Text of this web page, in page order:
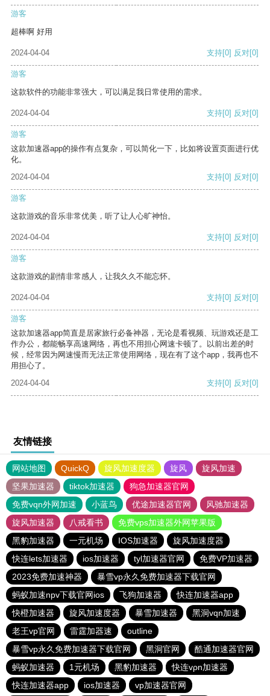
游客
超棒啊 好用
2024-04-04 支持[0] 反对[0]
游客
这款软件的功能非常强大，可以满足我日常使用的需求。
2024-04-04 支持[0] 反对[0]
游客
这款加速器app的操作有点复杂，可以简化一下，比如将设置页面进行优
化。
2024-04-04
支持[0] 反对[0]
游客
这款游戏的音乐非常优美，听了让人心旷神怡。
2024-04-04 支持[0] 反对[0]
游客
这款游戏的剧情非常感人，让我久久不能忘怀。
2024-04-04 支持[0] 反对[0]
游客
这款加速器app简直是居家旅行必备神器，无论是看视频、玩游戏还是工
作办公，都能畅享高速网络，再也不用担心网速卡顿了。以前出差的时
候，经常因为网速慢而无法正常使用网络，现在有了这个app，我再也不
用担心了。
2024-04-04
支持[0] 反对[0]
友情链接
网站地图 QuickQ 旋风加速度器 旋风
旋风加速
坚果加速器
tiktok加速器
狗急加速器官网
免费vqn外网加速
小蓝鸟 优途加速器官网
风驰加速器
旋风加速器
八戒看书
免费vps加速器外网苹果版
黑豹加速器
一元机场 IOS加速器
旋风加速度器
快连lets加速器
ios加速器 tyl加速器官网
免费VP加速器
2023免费加速神器
暴雪vp永久免费加速器下载官网
蚂蚁加速npv下载官网ios
飞狗加速器
快连加速器app
快橙加速器
旋风加速度器 暴雪加速器
黑洞vqn加速
老王vp官网
雷霆加器速
outline
暴雪vp永久免费加速器下载官网
黑洞官网
酷通加速器官网
蚂蚁加速器
1元机场 黑豹加速器
快连vρn加速器
快连加速器app
ios加速器 vp加速器官网